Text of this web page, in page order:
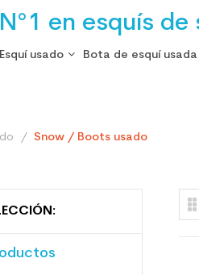
N°1 en esquís
Esquí usado Bota de esquí usada
Snow / Boots usado